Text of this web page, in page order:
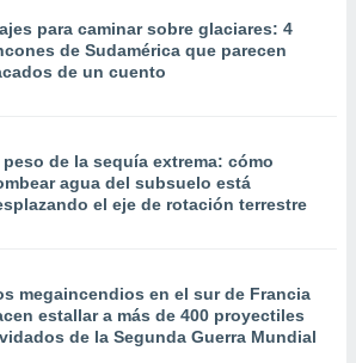
para caminar sobre glaciares: 4
de Sudamérica que parecen
de un cuento
peso de la sequía extrema: cómo
agua del subsuelo está
el eje de rotación terrestre
megaincendios en el sur de Francia
estallar a más de 400 proyectiles
de la Segunda Guerra Mundial